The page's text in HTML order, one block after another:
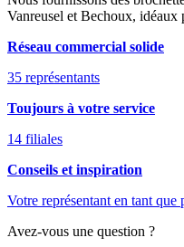
Vanreusel et Bechoux,
Réseau commercial solide
35 représentants
Toujours à votre service
14 filiales
Conseils et inspiration
Votre représentant en tant que
Avez-vous une question ?